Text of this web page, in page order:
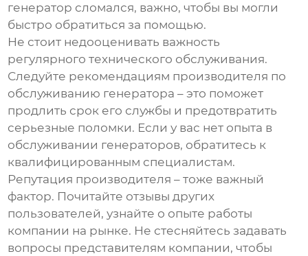
генератор сломался, важно, чтобы вы могли
быстро обратиться за помощью.
Не стоит недооценивать важность
регулярного технического обслуживания.
Следуйте рекомендациям производителя по
обслуживанию генератора – это поможет
продлить срок его службы и предотвратить
серьезные поломки. Если у вас нет опыта в
обслуживании генераторов, обратитесь к
квалифицированным специалистам.
Репутация производителя – тоже важный
фактор. Почитайте отзывы других
пользователей, узнайте о опыте работы
компании на рынке. Не стесняйтесь задавать
вопросы представителям компании, чтобы